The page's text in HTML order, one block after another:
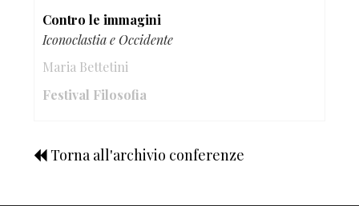
Contro le immagini
Iconoclastia e Occidente
Maria Bettetini
Festival Filosofia
Torna all'archivio conferenze